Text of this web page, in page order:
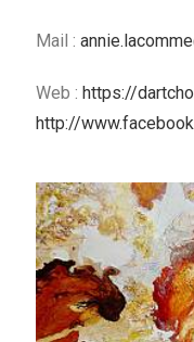
Mail :
Web :https://
http://